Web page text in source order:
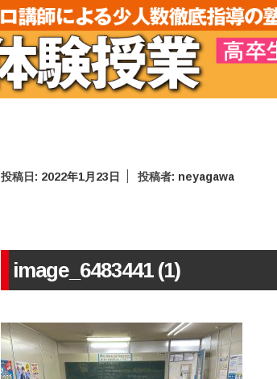
投稿日: 2022年1月23日 投稿者: neyagawa
image_6483441 (1)